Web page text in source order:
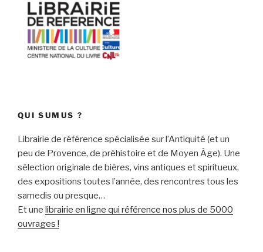
QUI SUMUS ?
Librairie de référence spécialisée sur l’Antiquité (et un
peu de Provence, de préhistoire et de Moyen Âge). Une
sélection originale de bières, vins antiques et spiritueux,
des expositions toutes l’année, des rencontres tous les
samedis ou presque…
Et une librairie en ligne qui référence nos plus de 5000
ouvrages !